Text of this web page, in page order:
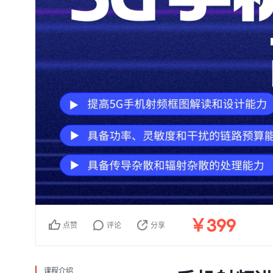
点赞 评论 分享 ￥399
课程介绍